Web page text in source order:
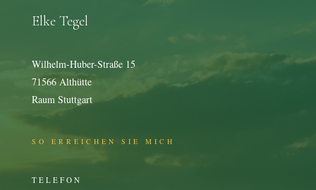
Elke Tegel
Wilhelm-Huber-Straße 15
71566 Althütte
Raum Stuttgart
SO ERREICHEN SIE MICH
TELEFON